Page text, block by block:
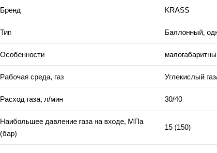
Бренд KRASS
Тип Баллонный,
Особенности
Рабочая среда, газ Углекислый
Расход газа, л/мин 30/40
Наибольшее давление газа на входе, МПа
(бар)
15 (150)